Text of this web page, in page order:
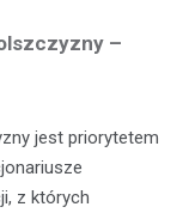
–
jest priorytetem
z których